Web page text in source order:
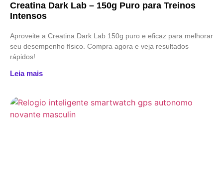
Creatina Dark Lab – 150g Puro para Treinos
Intensos
Aproveite a Creatina Dark Lab 150g puro e eficaz para melhorar
seu desempenho físico. Compra agora e veja resultados
rápidos!
Leia mais